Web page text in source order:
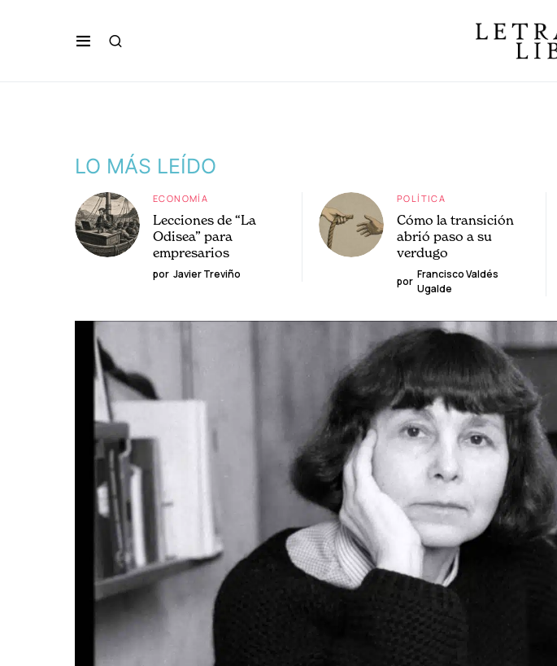
LO MÁS LEÍDO
ECONOMÍA
Lecciones de “La
Odisea” para
empresarios
por Javier Treviño
POLÍTICA
Cómo la transición
abrió paso a su
verdugo
por
Francisco Valdés
Ugalde